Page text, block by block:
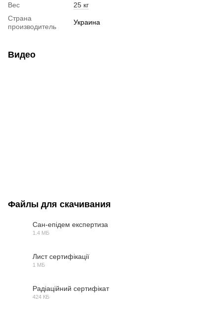
Вес
25 кг
Страна
производитель
Украина
Видео
Файлы для скачивания
Сан-епідем експертиза
1.4 МБ
Лист сертифікації
1 МБ
Радіаційний сертифікат
424 КБ